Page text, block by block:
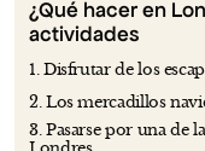
¿Qué hacer en
actividades
1. Disfrutar de los
2. Los mercadillos
3. Pasarse por una de